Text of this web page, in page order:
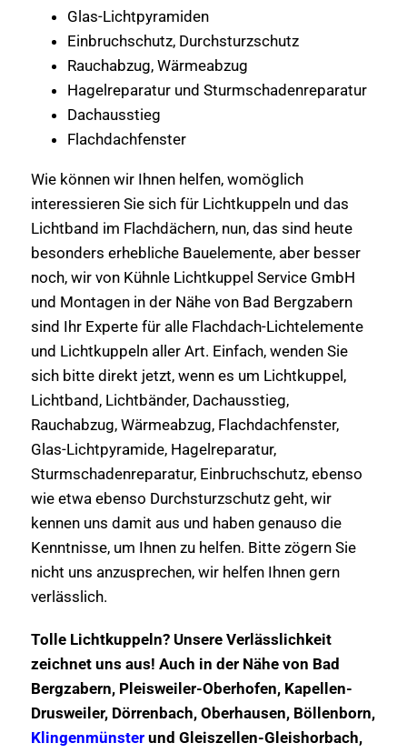
Glas-Lichtpyramiden
Einbruchschutz, Durchsturzschutz
Rauchabzug, Wärmeabzug
Hagelreparatur und Sturmschadenreparatur
Dachausstieg
Flachdachfenster
Wie können wir Ihnen helfen, womöglich
interessieren Sie sich für Lichtkuppeln und das
Lichtband im Flachdächern, nun, das sind heute
besonders erhebliche Bauelemente, aber besser
noch, wir von Kühnle Lichtkuppel Service GmbH
und Montagen in der Nähe von Bad Bergzabern
sind Ihr Experte für alle Flachdach-Lichtelemente
und Lichtkuppeln aller Art. Einfach, wenden Sie
sich bitte direkt jetzt, wenn es um Lichtkuppel,
Lichtband, Lichtbänder, Dachausstieg,
Rauchabzug, Wärmeabzug, Flachdachfenster,
Glas-Lichtpyramide, Hagelreparatur,
Sturmschadenreparatur, Einbruchschutz, ebenso
wie etwa ebenso Durchsturzschutz geht, wir
kennen uns damit aus und haben genauso die
Kenntnisse, um Ihnen zu helfen. Bitte zögern Sie
nicht uns anzusprechen, wir helfen Ihnen gern
verlässlich.
Tolle Lichtkuppeln? Unsere Verlässlichkeit
zeichnet uns aus! Auch in der Nähe von Bad
Bergzabern, Pleisweiler-Oberhofen, Kapellen-
Drusweiler, Dörrenbach, Oberhausen, Böllenborn,
Klingenmünster und Gleiszellen-Gleishorbach,